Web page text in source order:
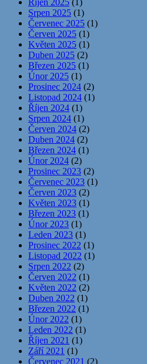
Říjen 2025 (1)
Srpen 2025 (1)
Červenec 2025 (1)
Červen 2025 (1)
Květen 2025 (1)
Duben 2025 (2)
Březen 2025 (1)
Únor 2025 (1)
Prosinec 2024 (2)
Listopad 2024 (1)
Říjen 2024 (1)
Srpen 2024 (1)
Červen 2024 (2)
Duben 2024 (2)
Březen 2024 (1)
Únor 2024 (2)
Prosinec 2023 (2)
Červenec 2023 (1)
Červen 2023 (2)
Květen 2023 (1)
Březen 2023 (1)
Únor 2023 (1)
Leden 2023 (1)
Prosinec 2022 (1)
Listopad 2022 (1)
Srpen 2022 (2)
Červen 2022 (1)
Květen 2022 (2)
Duben 2022 (1)
Březen 2022 (1)
Únor 2022 (1)
Leden 2022 (1)
Říjen 2021 (1)
Září 2021 (1)
Červenec 2021 (2)